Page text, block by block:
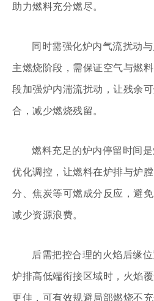
助力燃料充分燃尽。
同时需强化炉内气流扰动
主燃烧阶段，需保证空气与燃
段加强炉内湍流扰动，让残余
合，减少燃烧残留。
燃料充足的炉内停留时间
优化调控，让燃料在炉排与炉
分、焦炭等可燃成分反应，避
减少资源浪费。
后需把控合理的火焰后缘
炉排高低端衔接区域时，火焰
更佳，可有效规避局部燃烧不